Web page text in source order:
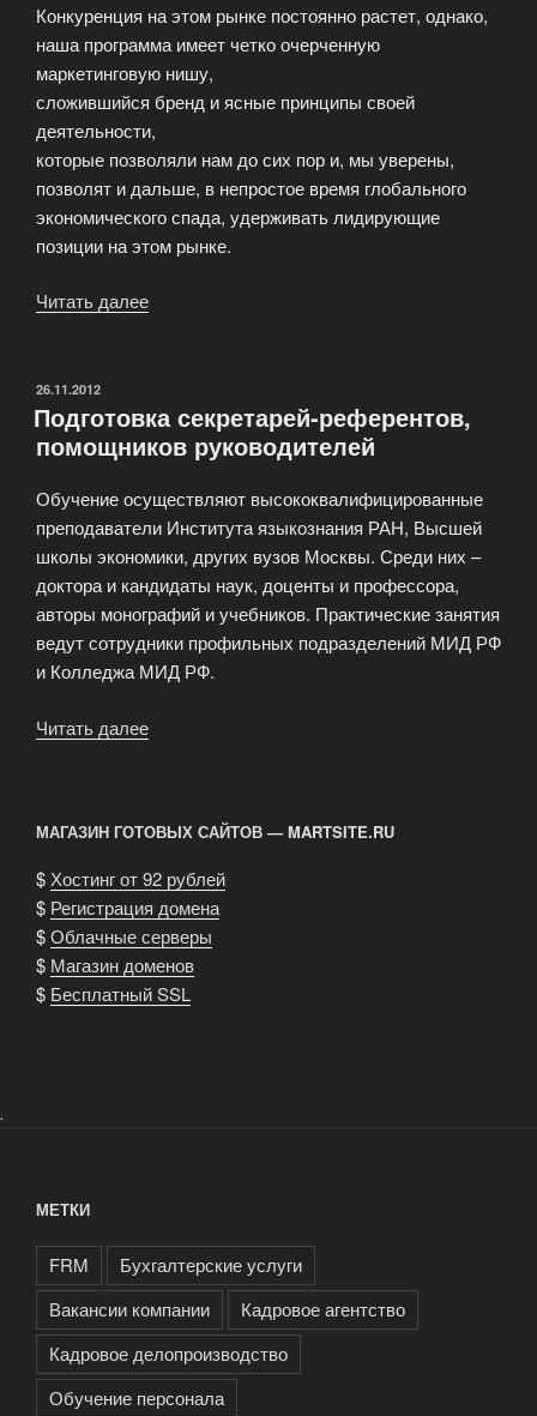
Конкуренция на этом рынке постоянно растет, однако,
наша программа имеет четко очерченную
маркетинговую нишу,
сложившийся бренд и ясные принципы своей
деятельности,
которые позволяли нам до сих пор и, мы уверены,
позволят и дальше, в непростое время глобального
экономического спада, удерживать лидирующие
позиции на этом рынке.
Читать далее
Университета
Антверпена»
ОПУБЛИКОВАНО
26.11.2012
Подготовка секретарей-референтов,
помощников руководителей
Обучение осуществляют высококвалифицированные
преподаватели Института языкознания РАН, Высшей
школы экономики, других вузов Москвы. Среди них –
доктора и кандидаты наук, доценты и профессора,
авторы монографий и учебников. Практические занятия
ведут сотрудники профильных подразделений МИД РФ
и Колледжа МИД РФ.
Читать далее
руководителей»
МАГАЗИН ГОТОВЫХ САЙТОВ — MARTSITE.RU
$ Хостинг от 92 рублей
$ Регистрация домена
$Облачные серверы
$ Магазин доменов
$ Бесплатный SSL
.
МЕТКИ
FRM
Бухгалтерские услуги
Вакансии компании
Кадровое агентство
Кадровое делопроизводство
Обучение персонала